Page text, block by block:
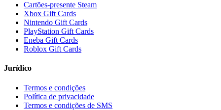
Cartões-presente Steam
Xbox Gift Cards
Nintendo Gift Cards
PlayStation Gift Cards
Eneba Gift Cards
Roblox Gift Cards
Jurídico
Termos e condições
Política de privacidade
Termos e condições de SMS